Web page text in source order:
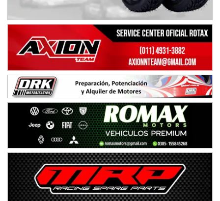
NORESTE SANTAFESINO - F6
Avellaneda (Santa Fe)
SUR SANTAFESINO - F4
José Samuel Sánchez (Tierra)
Rufino (Santa Fe)
TUCUMANO - F5
Juan Navarro (Asfalto)
El Timbó (Tucumán)